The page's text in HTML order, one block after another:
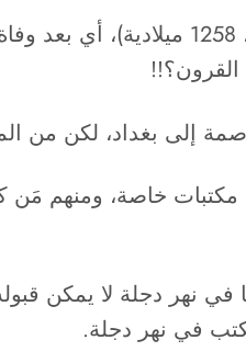
إلى بغداد، لكن من
مكتبات خاصة، ومنهم
في نهر دجلة لا يمكن
في نهر دجلة.